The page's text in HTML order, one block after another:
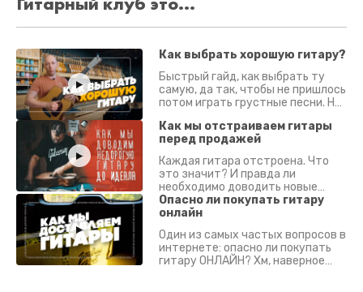
Как выбрать хорошую гитару?
Быстрый гайд, как выбрать ту
самую, да так, чтобы не пришлось
потом играть грустные песни. На
Как мы отстраиваем гитары
перед продажей
Каждая гитара отстроена. Что
это значит? И правда ли
необходимо доводить новые
гитары? Если кратко - да.
Подробно - в видео :)
Опасно ли покупать гитару
онлайн
Один из самых частых вопросов в
интернете: опасно ли покупать
гитару ОНЛАЙН? Хм, наверное